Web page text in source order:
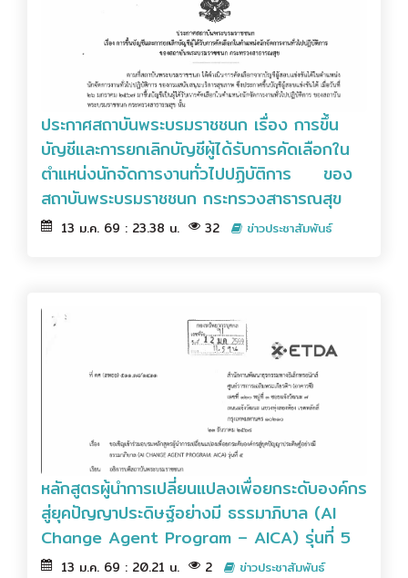
ประกาศสถาบันพระบรมราชชนก เรื่อง การขึ้น
บัญชีและการยกเลิกบัญชีผู้ได้รับการคัดเลือกใน
ตำแหน่งนักจัดการงานทั่วไปปฏิบัติการ ของ
สถาบันพระบรมราชชนก กระทรวงสาธารณสุข
13 ม.ค. 69 : 23.38 น. 32 ข่าวประชาสัมพันธ์
หลักสูตรผู้นำการเปลี่ยนแปลงเพื่อยกระดับองค์กร
สู่ยุคปัญญาประดิษฐ์อย่างมี ธรรมาภิบาล (AI
Change Agent Program – AICA) รุ่นที่ 5
13 ม.ค. 69 : 20.21 น. 2 ข่าวประชาสัมพันธ์